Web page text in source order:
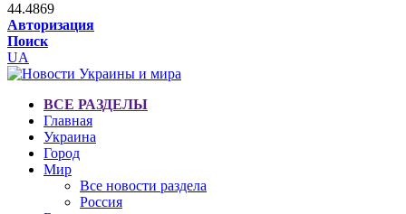
44.4869
Авторизация
Поиск
UA
ВСЕ РАЗДЕЛЫ
Главная
Украина
Город
Мир
Все новости раздела
Россия